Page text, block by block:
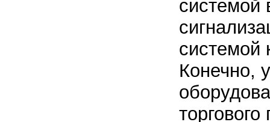
системой
системой
Конечно,